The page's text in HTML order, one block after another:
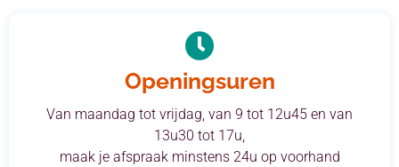
Openingsuren
Van maandag tot vrijdag, van 9 tot 12u45 en van
13u30 tot 17u,
maak je afspraak minstens 24u op voorhand